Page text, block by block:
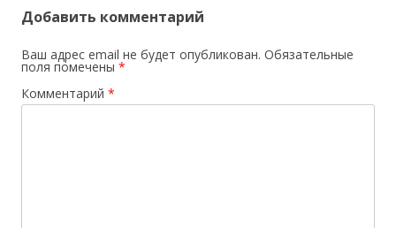
Добавить комментарий
Ваш адрес email не будет опубликован. Обязательные
поля помечены *
Комментарий *